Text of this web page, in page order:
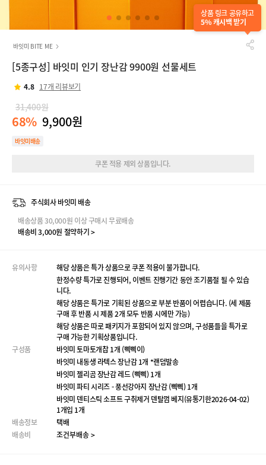
상품 링크 공유하고
5% 캐시백 받기
바잇미 BITE ME
[5종구성] 바잇미 인기 장난감 9900원 선물세트
4.8 17개 리뷰보기
31,400원
68% 9,900원
바잇미배송
쿠폰 적용 제외 상품입니다.
주식회사 바잇미 배송
배송상품 30,000원 이상 구매시 무료배송
배송비 3,000원 절약하기 >
유의사항
해당 상품은 특가 상품으로 쿠폰 적용이 불가합니다.
한정수량 특가로 진행되어, 이벤트 진행기간 동안 조기품절 될 수 있습
니다.
해당 상품은 특가로 기획된 상품으로 부분 반품이 어렵습니다. (세 제품
구매 후 반품 시 제품 2개 모두 반품 시에만 가능)
해당 상품은 따로 패키지가 포함되어 있지 않으며, 구성품들을 특가로
구매 가능한 기획상품입니다.
구성품
바잇미 토마토개찹 1개 (삑삑이)
바잇미 내동생 라텍스 장난감 1개 *랜덤발송
바잇미 젤리곰 장난감 레드 (삑삑) 1개
바잇미 파티 시리즈 - 풍선강아지 장난감 (삑삑) 1개
바잇미 덴티스틱 소프트 구취제거 덴탈껌 베지(유통기한2026-04-02)
1개입 1개
배송정보
택배
배송비
조건부배송 >